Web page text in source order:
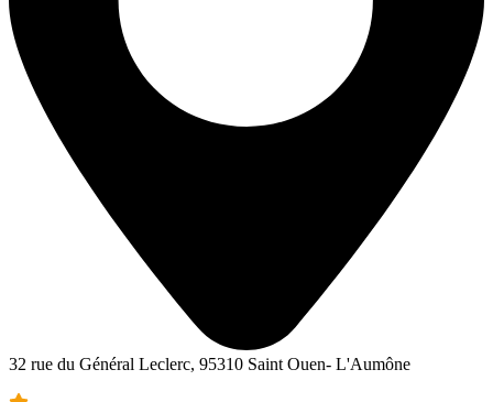
32 rue du Général Leclerc, 95310 Saint Ouen- L'Aumône